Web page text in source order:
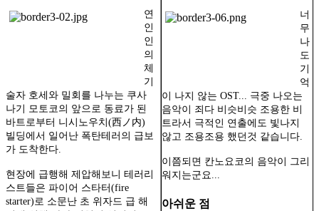
연
인
인
의
체
기
술자 호세와 밀회를 나누는 쿠사
나기 모토코의 앞으로 동료가 된
바트로부터 니시노우치(西ノ内)
빌딩에서 일어난 폭탄테러의 급보
가 도착한다.
현장에 급행해 제압해보니 테러리
스트들은 파이어 스타터(fire
starter)로 소문난 초 위자드 급 해
너
무
나
도
기
억
이 나지 않는 OST... 극중 나오는
음악이 죄다 비슷비슷 조용한 비
트라서 극적인 연출에도 빛나지
않고 조용조용 했던것 같습니다.
이쯤되면 칸노요코의 음악이 그리
워지는군요...
아쉬운 점